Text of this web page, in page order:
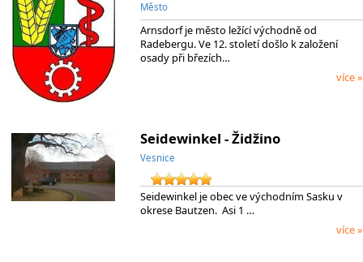
Město
Arnsdorf je město ležící východně od
Radebergu. Ve 12. století došlo k založení
osady při březích…
více »
Seidewinkel - Židžino
Vesnice
Seidewinkel je obec ve východním Sasku v
okrese Bautzen. Asi 1 …
více »